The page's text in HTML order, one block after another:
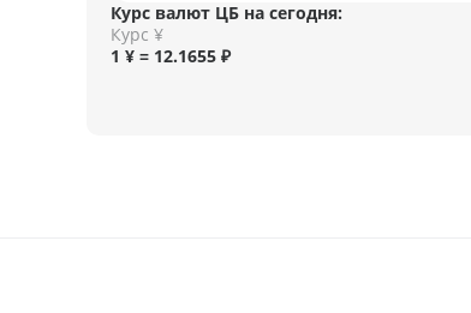
Курс валют ЦБ на сегодня:
Курс ¥
1 ¥ = 12.1655 ₽